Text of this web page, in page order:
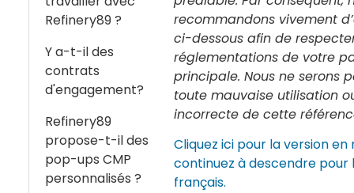
Refinery89 ?
Y a-t-il des
contrats
d'engagement?
Refinery89
propose-t-il des
pop-ups CMP
personnalisés ?
recommandons vivement
ci-dessous afin de
réglementations de votre
principale. Nous ne serons
toute mauvaise utilisation
incorrecte de cette
Cliquez ici pour la version en
continuez à descendre pour
français.